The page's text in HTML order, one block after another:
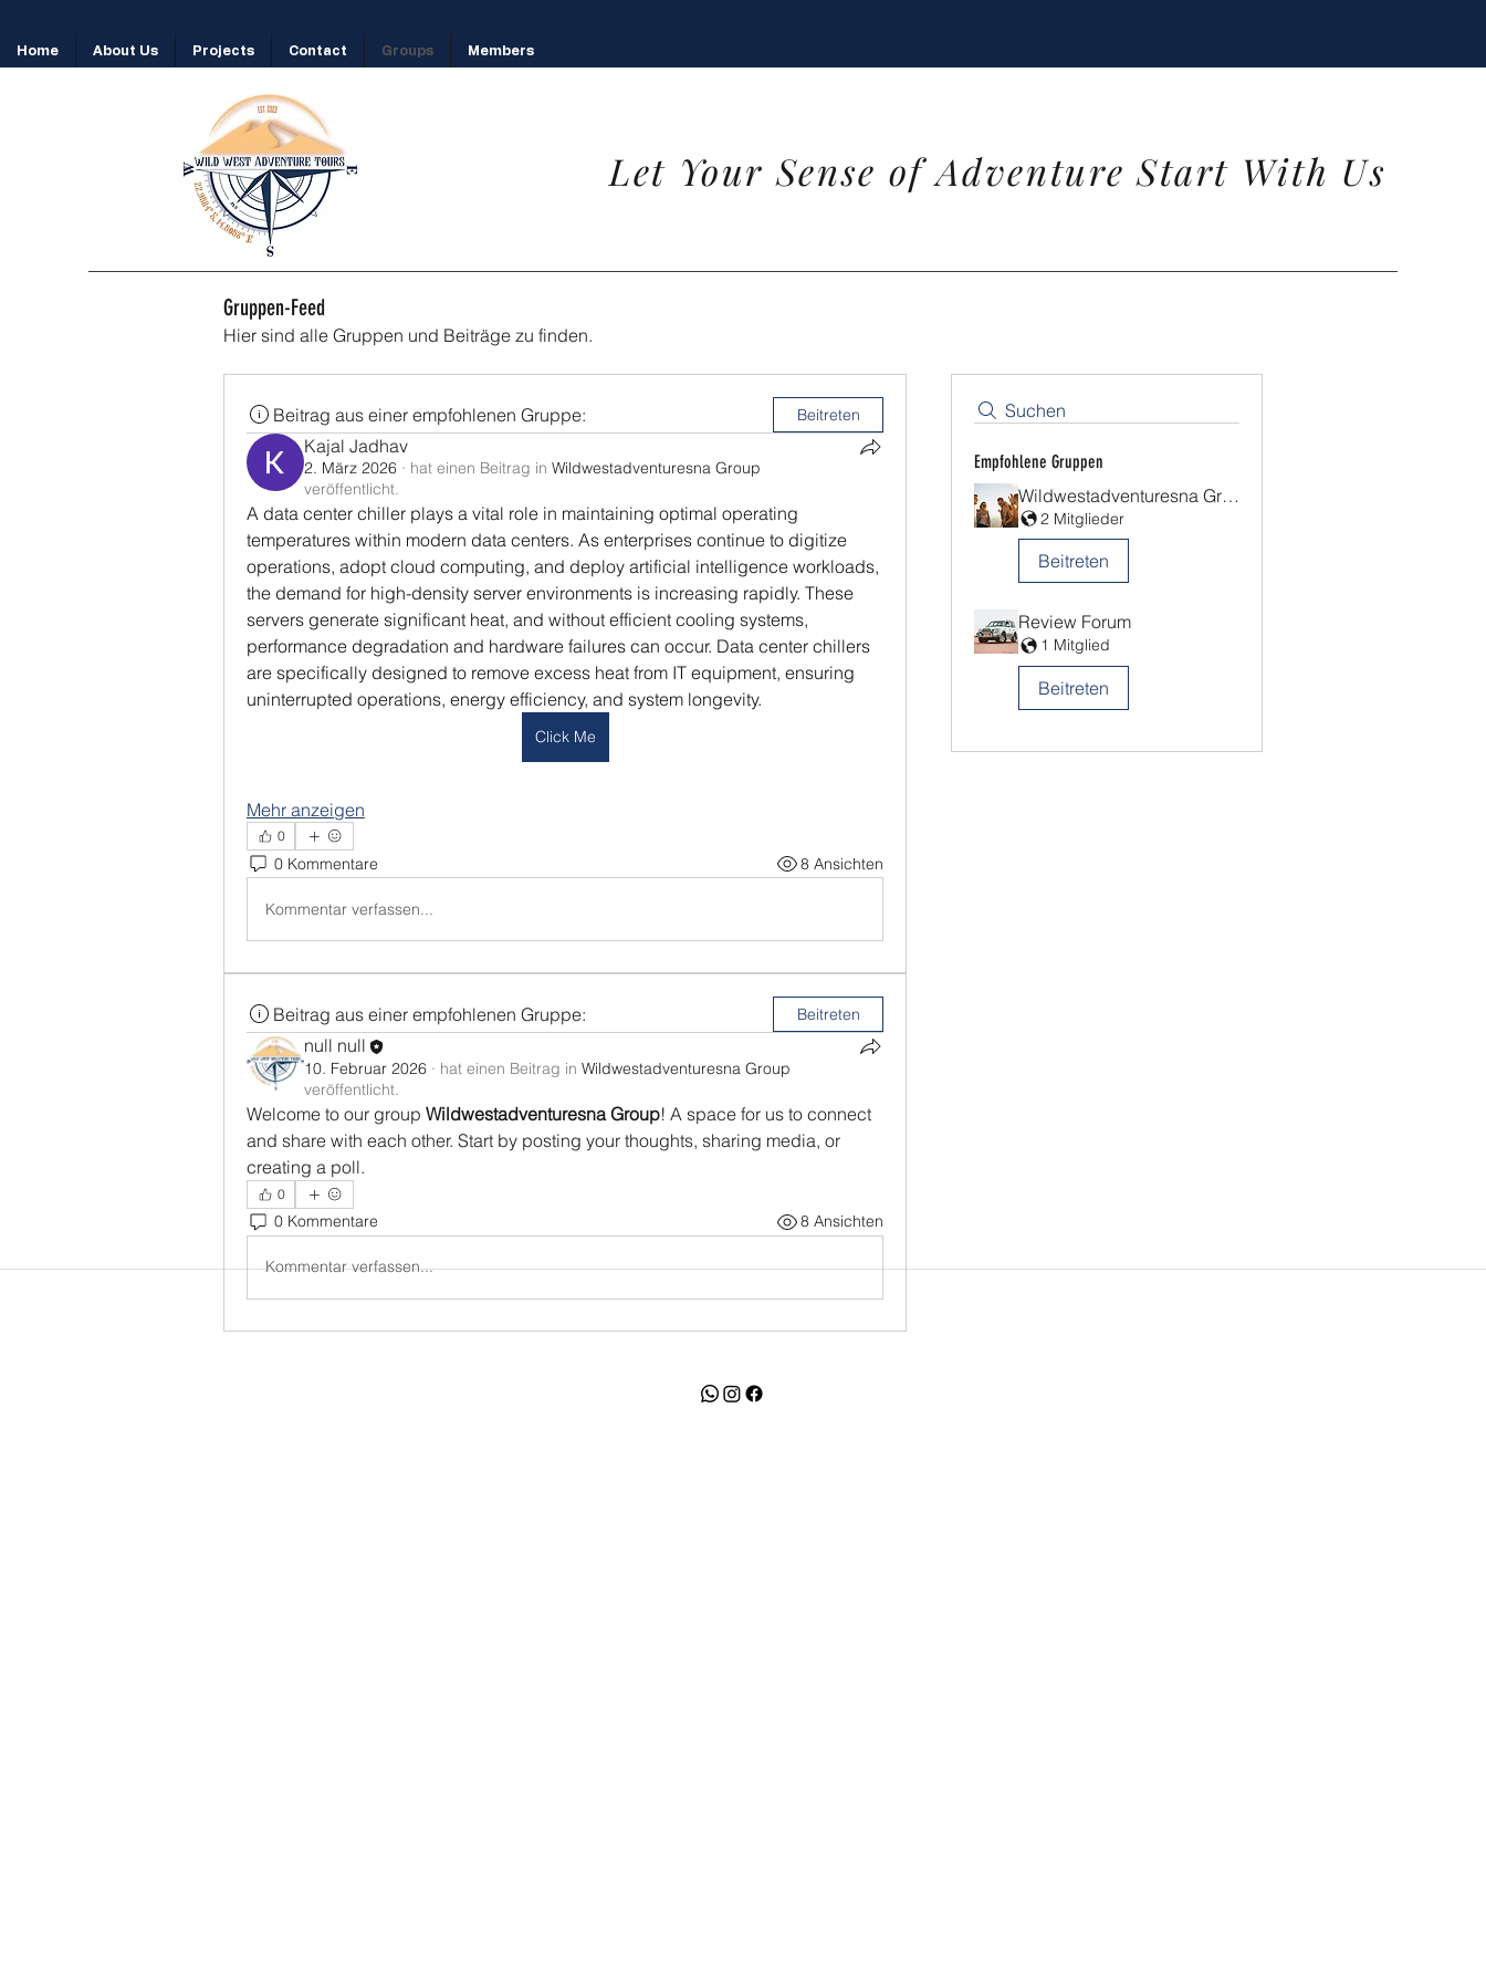
Home About Us Projects Contact Groups Members
Let Your Sense of Adventure Start With Us
Gruppen-Feed
Hier sind alle Gruppen und Beiträge zu finden.
Suchen
Empfohlene Gruppen
Wildwestadventuresna Group
2 Mitglieder
Beitreten
Review Forum
1 Mitglied
Beitreten
Beitrag aus einer empfohlenen Gruppe: Beitreten
Kajal Jadhav
2. März 2026 · hat einen Beitrag in Wildwestadventuresna Group
veröffentlicht.
A data center chiller plays a vital role in maintaining optimal operating
temperatures within modern data centers. As enterprises continue to digitize
operations, adopt cloud computing, and deploy artificial intelligence workloads,
the demand for high-density server environments is increasing rapidly. These
servers generate significant heat, and without efficient cooling systems,
performance degradation and hardware failures can occur. Data center chillers
are specifically designed to remove excess heat from IT equipment, ensuring
uninterrupted operations, energy efficiency, and system longevity.
Click Me
Mehr anzeigen
0
0 Kommentare 8 Ansichten
Kommentar verfassen...
Beitrag aus einer empfohlenen Gruppe: Beitreten
null null
10. Februar 2026 · hat einen Beitrag in Wildwestadventuresna Group
veröffentlicht.
Welcome to our group Wildwestadventuresna Group! A space for us to connect
and share with each other. Start by posting your thoughts, sharing media, or
creating a poll.
0
0 Kommentare 8 Ansichten
Kommentar verfassen...